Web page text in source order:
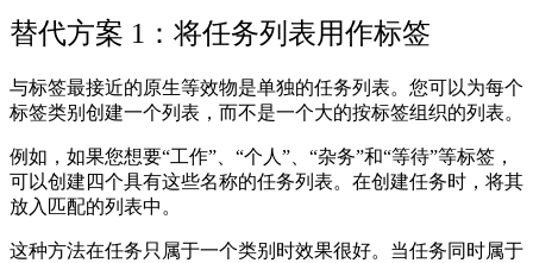
替代方案 1：将任务列表用作标签
与标签最接近的原生等效物是单独的任务列表。您可以为每个
标签类别创建一个列表，而不是一个大的按标签组织的列表。
例如，如果您想要“工作”、“个人”、“杂务”和“等待”等标签，
可以创建四个具有这些名称的任务列表。在创建任务时，将其
放入匹配的列表中。
这种方法在任务只属于一个类别时效果很好。当任务同时属于